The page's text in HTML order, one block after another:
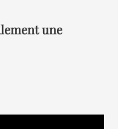
une